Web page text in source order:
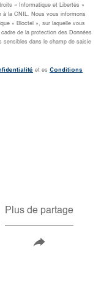
« Informatique et Libertés »
à la CNIL. Nous vous informons
« Bloctel », sur laquelle vous
de la protection des Données
sensibles dans le champ de saisie
et es Conditions
Plus de partage